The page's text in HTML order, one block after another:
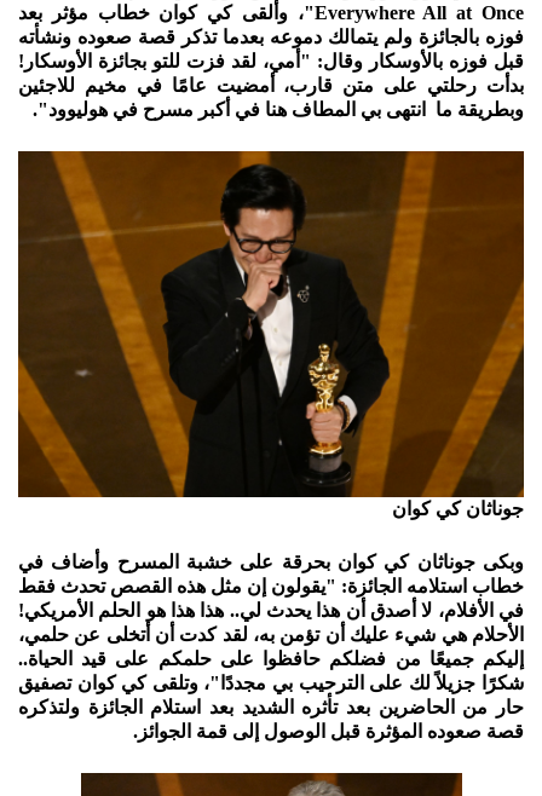
Everywhere All at Once"، وألقى كي كوان خطاب مؤثر بعد
فوزه بالجائزة ولم يتمالك دموعه بعدما تذكر قصة صعوده ونشأته
قبل فوزه بالأوسكار وقال: "أمي، لقد فزت للتو بجائزة الأوسكار!
بدأت رحلتي على متن قارب، أمضيت عامًا في مخيم للاجئين
وبطريقة ما انتهى بي المطاف هنا في أكبر مسرح في هوليوود".
جوناثان كي كوان
وبكى جوناثان كي كوان بحرقة على خشبة المسرح وأضاف في
خطاب استلامه الجائزة: "يقولون إن مثل هذه القصص تحدث فقط
في الأفلام، لا أصدق أن هذا يحدث لي.. هذا هذا هو الحلم الأمريكي!
الأحلام هي شيء عليك أن تؤمن به، لقد كدت أن أتخلى عن حلمي،
إليكم جميعًا من فضلكم حافظوا على حلمكم على قيد الحياة..
شكرًا جزيلاً لك على الترحيب بي مجددًا"، وتلقى كي كوان تصفيق
حار من الحاضرين بعد تأثره الشديد بعد استلام الجائزة ولتذكره
قصة صعوده المؤثرة قبل الوصول إلى قمة الجوائز.